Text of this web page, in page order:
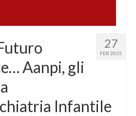
27
FEB 2025
Aanpi, gli
Infantile